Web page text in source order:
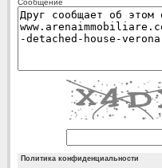
Сообщение
Политика конфиденциальности